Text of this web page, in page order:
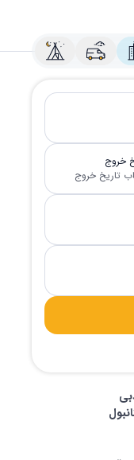
Türkçe
FA
خروج
تاریخ خروج